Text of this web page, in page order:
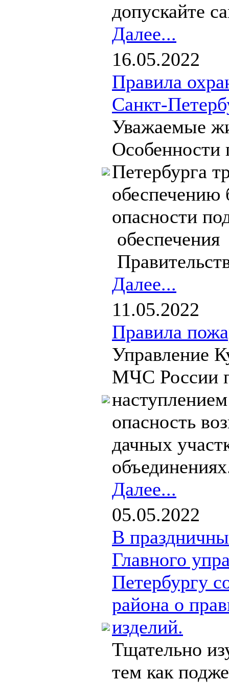
допускайте
Далее...
16.05.2022
Правила
Санкт-
Уважаемые
Особенности
Петербурга
обеспечению
опасности
Далее...
11.05.2022
Правила
Управление
МЧС России
опасность
дачных
Далее...
05.05.2022
В
Главного
Петербургу
района о
изделий.
Тщательно
тем как